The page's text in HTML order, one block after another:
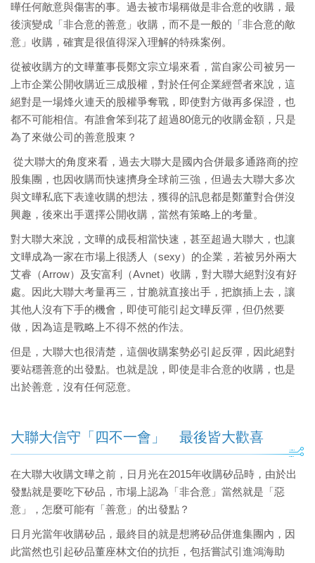
曄任何敵意與傷害的事。過去被市場稱做是非合意的收購，最
後演變成「非合意的善意」收購，而不是一般的「非合意的敵
意」收購，確實是很值得深入理解的特殊案例。
從被收購方的文曄董事長鄭文宗立場來看，當自家公司被另一
上市企業公開收購近三成股權，對於任何企業經營者來說，這
絕對是一場烽火連天的股權爭奪戰，即使對方做再多保證，也
都不可能相信。有誰會笨到花了超過80億元的收購金額，只是
為了來做公司的善意股東？
從大聯大的角度來看，過去大聯大是國內合併最多通路商的控
股集團，也因收購而快速擠身全球前三強，但過去大聯大多次
與文曄私底下表達收購的想法，獲得的訊息都是鄭董對合併沒
興趣，後來出手選擇公開收購，當然有策略上的考量。
對大聯大來說，文曄的成長相當快速，甚至超過大聯大，也讓
文曄成為一家在市場上很誘人（sexy）的企業，若被另外兩大
艾睿（Arrow）及安富利（Avnet）收購，對大聯大絕對沒有好
處。因此大聯大考量再三，甘脆就直接出手，把旗插上去，讓
其他人沒有下手的機會，即使可能引起文曄反彈，但仍然要
做，因為這是戰略上不得不然的作法。
但是，大聯大也很清楚，這個收購案勢必引起反彈，因此絕對
要站穩善意的出發點。也就是說，即使是非合意的收購，也是
出於善意，沒有任何惡意。
大聯大信守「四不一會」 最後皆大歡喜
在大聯大收購文曄之前，日月光在2015年收購矽品時，由於出
發點就是要吃下矽品，市場上認為「非合意」當然就是「惡
意」，怎麼可能有「善意」的出發點？
日月光當年收購矽品，最終目的就是想將矽品併進集團內，因
此當然也引起矽品董座林文伯的抗拒，包括嘗試引進鴻海助